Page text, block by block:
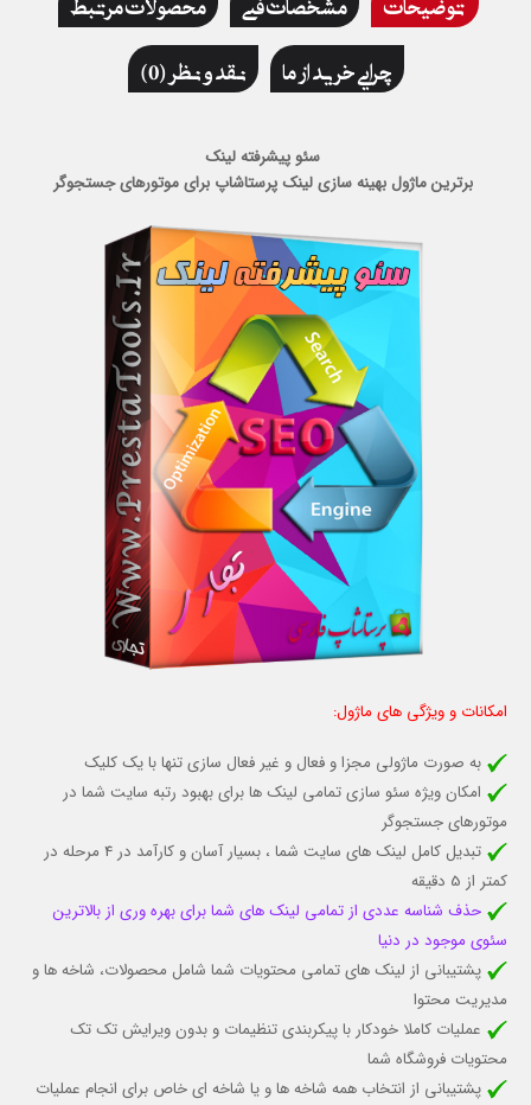
چرایی خرید از ما
نقد و نظر (0)
سئو پیشرفته لینک
برترین ماژول بهینه سازی لینک پرستاشاپ برای موتورهای جستجوگر
امکانات و ویژگی های ماژول:
به صورت ماژولی مجزا و فعال و غیر فعال سازی تنها با یک کلیک
امکان ویژه سئو سازی تمامی لینک ها برای بهبود رتبه سایت شما در
موتورهای جستجوگر
تبدیل کامل لینک های سایت شما ، بسیار آسان و کارآمد در 4 مرحله در
کمتر از 5 دقیقه
حذف شناسه عددی از تمامی لینک های شما برای بهره وری از بالاترین
سئوی موجود در دنیا
پشتیبانی از لینک های تمامی محتویات شما شامل محصولات، شاخه ها و
مدیریت محتوا
عملیات کاملا خودکار با پیکربندی تنظیمات و بدون ویرایش تک تک
محتویات فروشگاه شما
پشتیبانی از انتخاب همه شاخه ها و یا شاخه ای خاص برای انجام عملیات